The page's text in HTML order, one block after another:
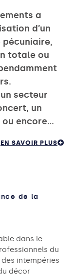
a
d’un
totale ou
secteur
un
encore…
EN SAVOIR PLUS
de la
dans le
du
intempéries
décor